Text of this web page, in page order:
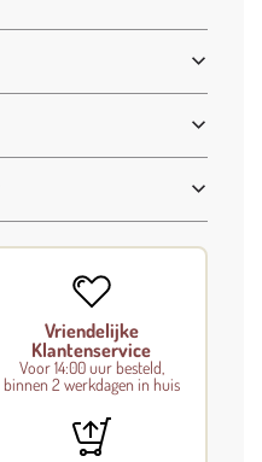
Vriendelijke
Klantenservice
Voor 14:00 uur besteld,
binnen 2 werkdagen in huis